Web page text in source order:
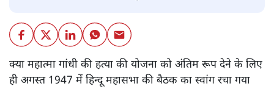
क्या महात्मा गांधी की हत्या की योजना को अंतिम रूप देने के लिए
ही अगस्त 1947 में हिन्दू महासभा की बैठक का स्वांग रचा गया